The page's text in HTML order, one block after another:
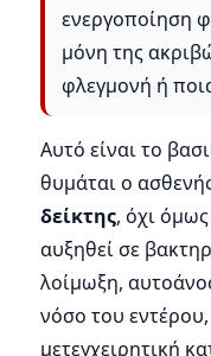
ενεργοποίηση
μόνη της
φλεγμονή ή
Αυτό είναι το
θυμάται ο
δείκτης, όχι
αυξηθεί σε
λοίμωξη,
νόσο του
μετεγχειρητική